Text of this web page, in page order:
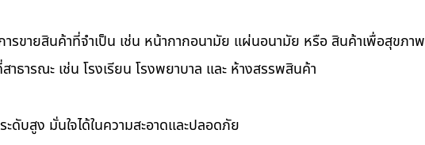
รขายสินค้าที่จำเป็น เช่น หน้ากากอนามัย แผ่นอนามัย หรือ สินค้าเพื่อสุขภาพ
าธารณะ เช่น โรงเรียน โรงพยาบาล และ ห้างสรรพสินค้า
ดับสูง มั่นใจได้ในความสะอาดและปลอดภัย